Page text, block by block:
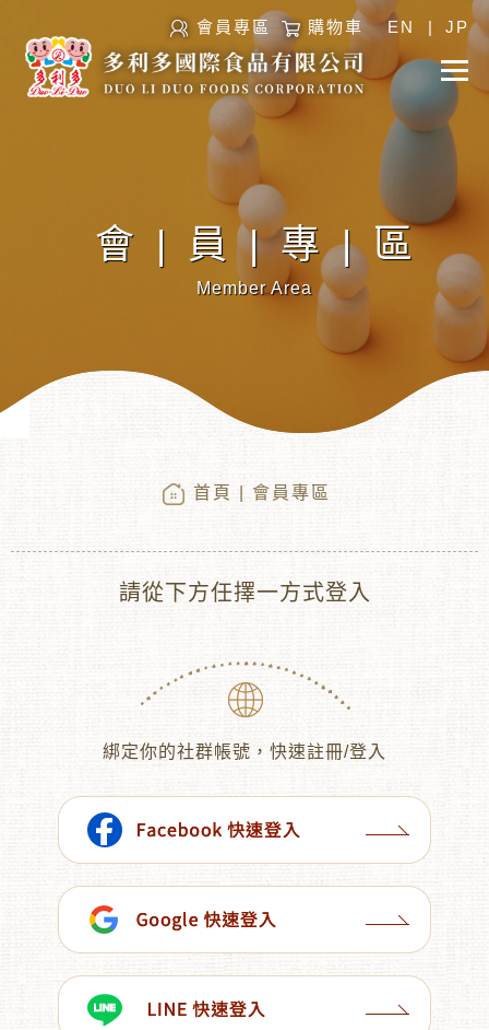
會員專區 購物車 EN JP
會|員|專|區
Member Area
首頁 | 會員專區
請從下方任擇一方式登入
綁定你的社群帳號，快速註冊/登入